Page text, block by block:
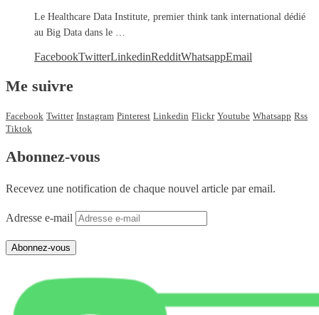
Le Healthcare Data Institute, premier think tank international dédié
au Big Data dans le …
FacebookTwitterLinkedinRedditWhatsappEmail
Me suivre
Facebook Twitter Instagram Pinterest Linkedin Flickr Youtube Whatsapp Rss
Tiktok
Abonnez-vous
Recevez une notification de chaque nouvel article par email.
Adresse e-mail
Abonnez-vous